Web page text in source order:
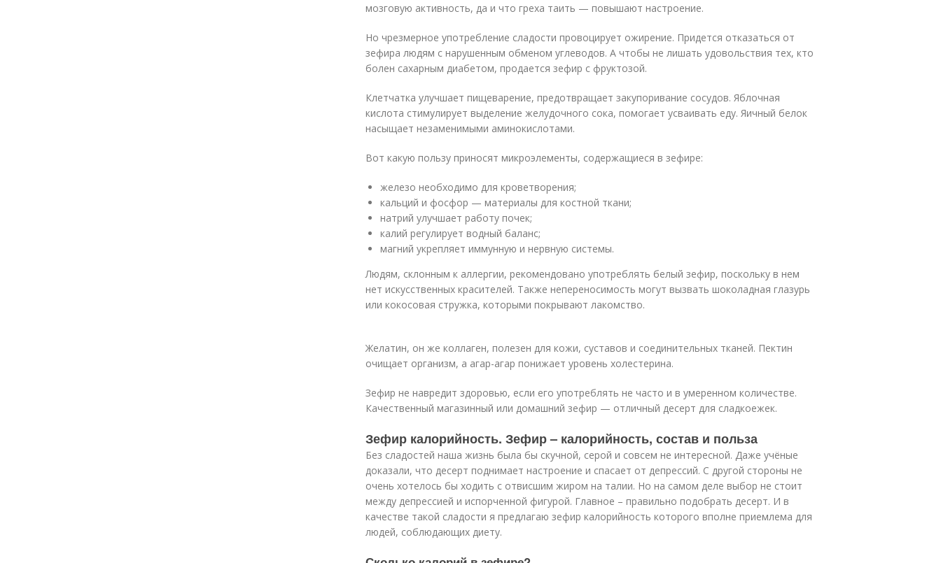
мозговую активность, да и что греха таить — повышают настроение.
Но чрезмерное употребление сладости провоцирует ожирение. Придется отказаться от
зефира людям с нарушенным обменом углеводов. А чтобы не лишать удовольствия тех, кто
болен сахарным диабетом, продается зефир с фруктозой.
Клетчатка улучшает пищеварение, предотвращает закупоривание сосудов. Яблочная
кислота стимулирует выделение желудочного сока, помогает усваивать еду. Яичный белок
насыщает незаменимыми аминокислотами.
Вот какую пользу приносят микроэлементы, содержащиеся в зефире:
железо необходимо для кроветворения;
кальций и фосфор — материалы для костной ткани;
натрий улучшает работу почек;
калий регулирует водный баланс;
магний укрепляет иммунную и нервную системы.
Людям, склонным к аллергии, рекомендовано употреблять белый зефир, поскольку в нем
нет искусственных красителей. Также непереносимость могут вызвать шоколадная глазурь
или кокосовая стружка, которыми покрывают лакомство.
Желатин, он же коллаген, полезен для кожи, суставов и соединительных тканей. Пектин
очищает организм, а агар-агар понижает уровень холестерина.
Зефир не навредит здоровью, если его употреблять не часто и в умеренном количестве.
Качественный магазинный или домашний зефир — отличный десерт для сладкоежек.
Зефир калорийность. Зефир – калорийность, состав и польза
Без сладостей наша жизнь была бы скучной, серой и совсем не интересной. Даже учёные
доказали, что десерт поднимает настроение и спасает от депрессий. С другой стороны не
очень хотелось бы ходить с отвисшим жиром на талии. Но на самом деле выбор не стоит
между депрессией и испорченной фигурой. Главное – правильно подобрать десерт. И в
качестве такой сладости я предлагаю зефир калорийность которого вполне приемлема для
людей, соблюдающих диету.